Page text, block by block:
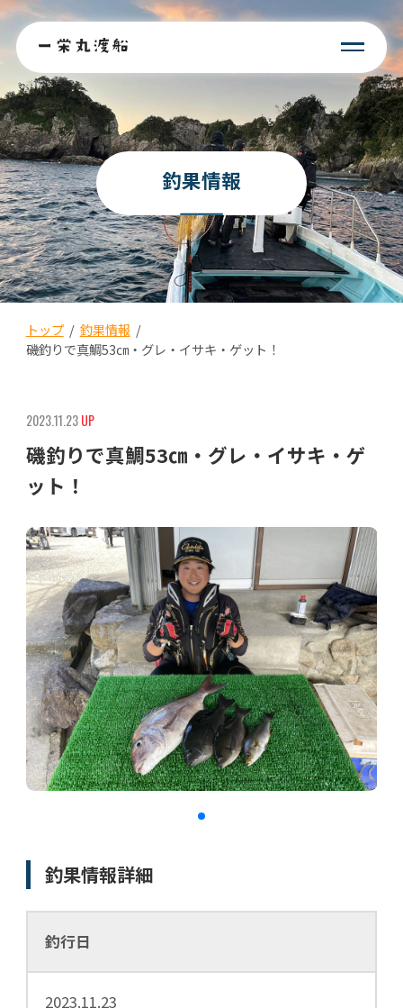
釣果情報
トップ/ 釣果情報 /
磯釣りで真鯛53㎝・グレ・イサキ・ゲット！
2023.11.23UP
磯釣りで真鯛53㎝・グレ・イサキ・ゲ
ット！
釣果情報詳細
釣行日
2023.11.23